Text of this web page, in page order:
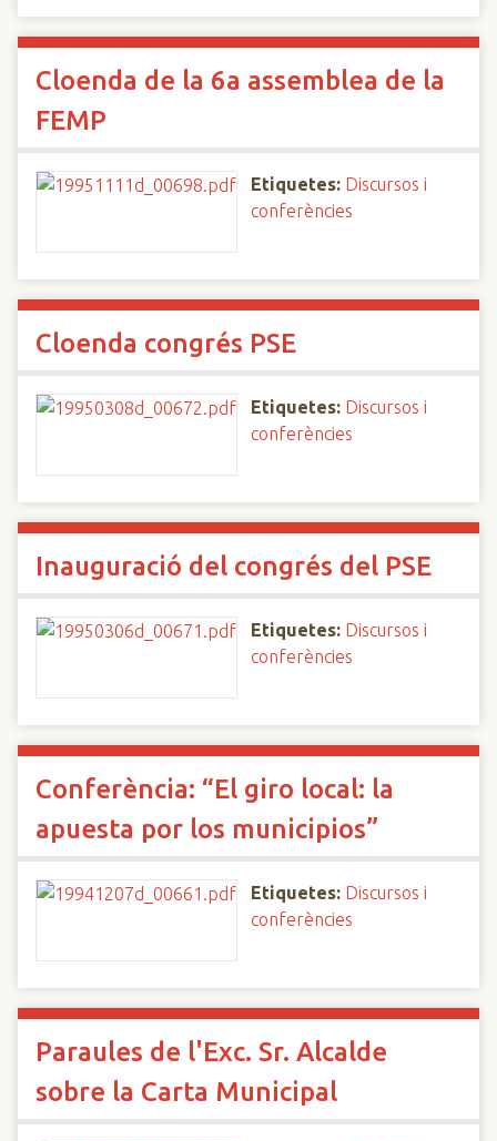
Cloenda de la 6a assemblea de la
FEMP
Etiquetes: Discursos i
conferències
Cloenda congrés PSE
Etiquetes: Discursos i
conferències
Inauguració del congrés del PSE
Etiquetes: Discursos i
conferències
Conferència: “El giro local: la
apuesta por los municipios”
Etiquetes: Discursos i
conferències
Paraules de l'Exc. Sr. Alcalde
sobre la Carta Municipal